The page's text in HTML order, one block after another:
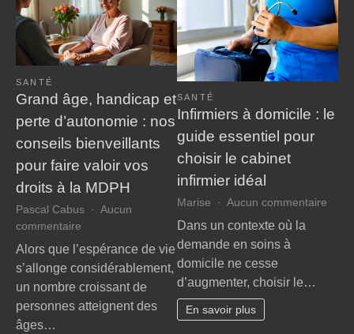
SANTÉ
Grand âge, handicap et
perte d’autonomie : nos
conseils bienveillants
pour faire valoir vos
droits à la MDPH
Pascal Cabus
Aucun
commentaire
Grand
âge,
handicap
et
perte
Alors que l’espérance de vie
s’allonge considérablement,
un nombre croissant de
personnes atteignent des
âges…
SANTÉ
Infirmiers à domicile : le
guide essentiel pour
choisir le cabinet
infirmier idéal
Marise Aucun commentaire
Dans un contexte où la
demande en soins à
domicile ne cesse
d’augmenter, choisir le…
En savoir plus